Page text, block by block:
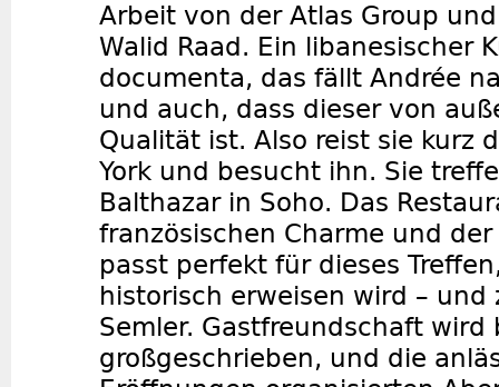
Arbeit von der Atlas Group
Walid Raad. Ein libanesischer
documenta, das fällt Andrée
und auch, dass dieser von
Qualität ist. Also reist sie kurz
York und besucht ihn. Sie
Balthazar in Soho. Das
französischen Charme und
passt perfekt für dieses
historisch erweisen wird – und
Semler. Gastfreundschaft wird
großgeschrieben, und die